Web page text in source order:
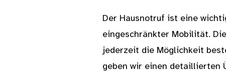
Der Hausnotruf ist eine
eingeschränkter Mobilität.
jederzeit die Möglichkeit
geben wir einen detaillierten